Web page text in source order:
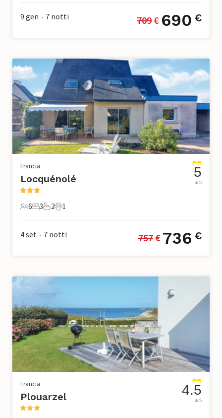
9 gen • 7 notti 709 € 690 €
Francia
Locquénolé
6 Ospiti
6
3 Camere da letto
3
2 Bagni
2
1 Animale domestico
1
5
di 5
4 set • 7 notti 757 € 736 €
Francia
Plouarzel 4.5
di 5